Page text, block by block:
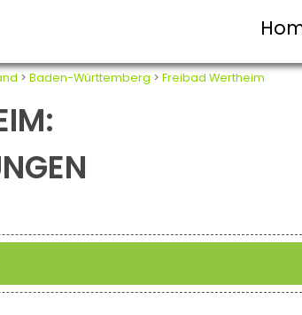
> Baden-Württemberg > Freibad Wertheim